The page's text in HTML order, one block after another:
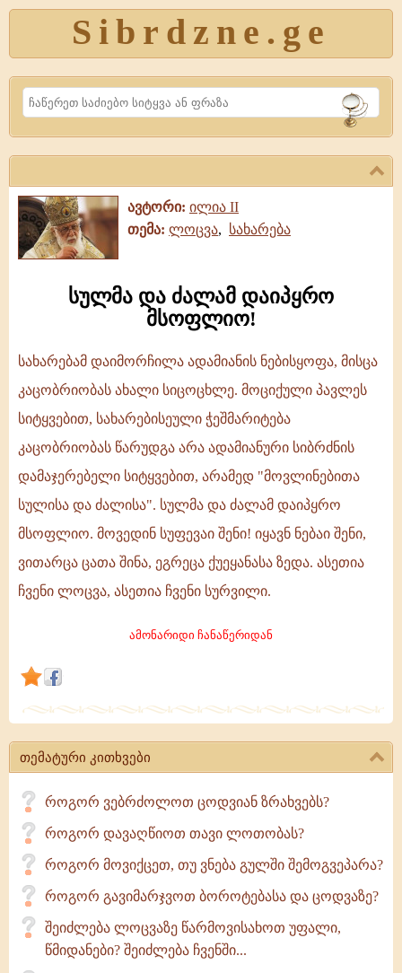
Sibrdzne.ge
Search
ავტორი: ილია II
თემა: ლოცვა, სახარება
სულმა და ძალამ დაიპყრო
მსოფლიო!
სახარებამ დაიმორჩილა ადამიანის ნებისყოფა, მისცა
კაცობრიობას ახალი სიცოცხლე. მოციქული პავლეს
სიტყვებით, სახარებისეული ჭეშმარიტება
კაცობრიობას წარუდგა არა ადამიანური სიბრძნის
დამაჯერებელი სიტყვებით, არამედ "მოვლინებითა
სულისა და ძალისა". სულმა და ძალამ დაიპყრო
მსოფლიო. მოვედინ სუფევაი შენი! იყავნ ნებაი შენი,
ვითარცა ცათა შინა, ეგრეცა ქუეყანასა ზედა. ასეთია
ჩვენი ლოცვა, ასეთია ჩვენი სურვილი.
ამონარიდი ჩანაწერიდან
თემატური კითხვები
როგორ ვებრძოლოთ ცოდვიან ზრახვებს?
როგორ დავაღწიოთ თავი ლოთობას?
როგორ მოვიქცეთ, თუ ვნება გულში შემოგვეპარა?
როგორ გავიმარჯვოთ ბოროტებასა და ცოდვაზე?
შეიძლება ლოცვაზე წარმოვისახოთ უფალი,
წმიდანები? შეიძლება ჩვენში...